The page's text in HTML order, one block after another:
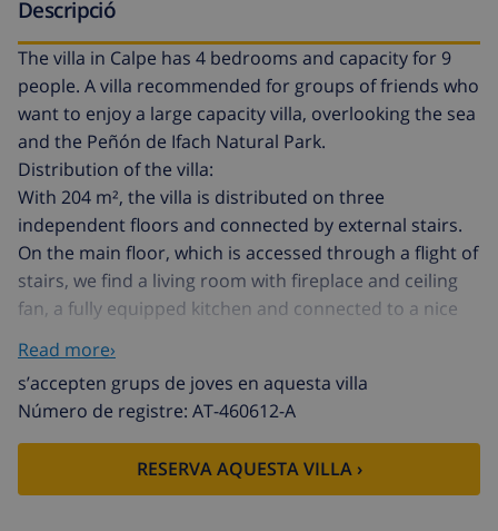
Descripció
The villa in Calpe has 4 bedrooms and capacity for 9
people. A villa recommended for groups of friends who
want to enjoy a large capacity villa, overlooking the sea
and the Peñón de Ifach Natural Park.
Distribution of the villa:
With 204 m², the villa is distributed on three
independent floors and connected by external stairs.
On the main floor, which is accessed through a flight of
stairs, we find a living room with fireplace and ceiling
fan, a fully equipped kitchen and connected to a nice
view, a Shared bathroom with bathtub, a bedroom
with a double bed (two single beds joined together in
the same bed base) and a portable fan. A second
bedroom with two single beds pushed together (which
can be separated) and another single bed.
Going through another flight of stairs we access the
Read more›
s’accepten grups de joves en aquesta villa
Número de registre: AT-460612-A
RESERVA AQUESTA VILLA ›